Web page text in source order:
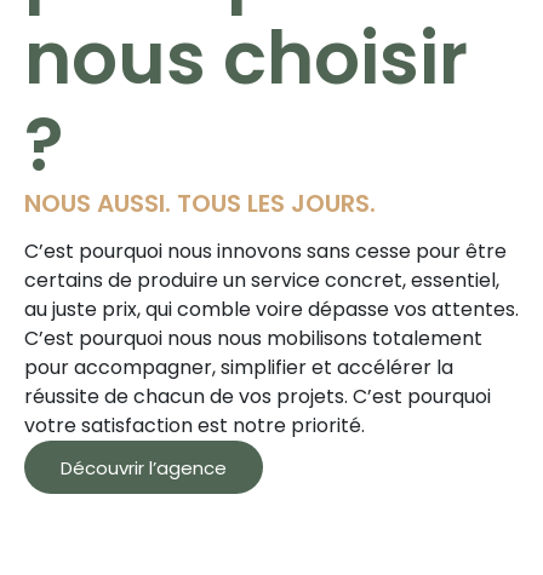
nous choisir
?
NOUS AUSSI. TOUS LES JOURS.
C’est pourquoi nous innovons sans cesse pour être
certains de produire un service concret, essentiel,
au juste prix, qui comble voire dépasse vos attentes.
C’est pourquoi nous nous mobilisons totalement
pour accompagner, simplifier et accélérer la
réussite de chacun de vos projets. C’est pourquoi
votre satisfaction est notre priorité.
Découvrir l’agence